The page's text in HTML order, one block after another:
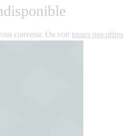
convenir. Ou voir toutes nos offres